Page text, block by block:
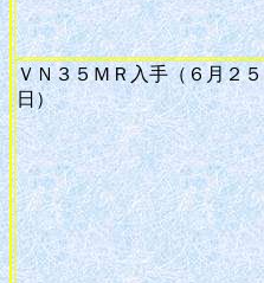
ＶＮ３５ＭＲ入手（６月２５
日）